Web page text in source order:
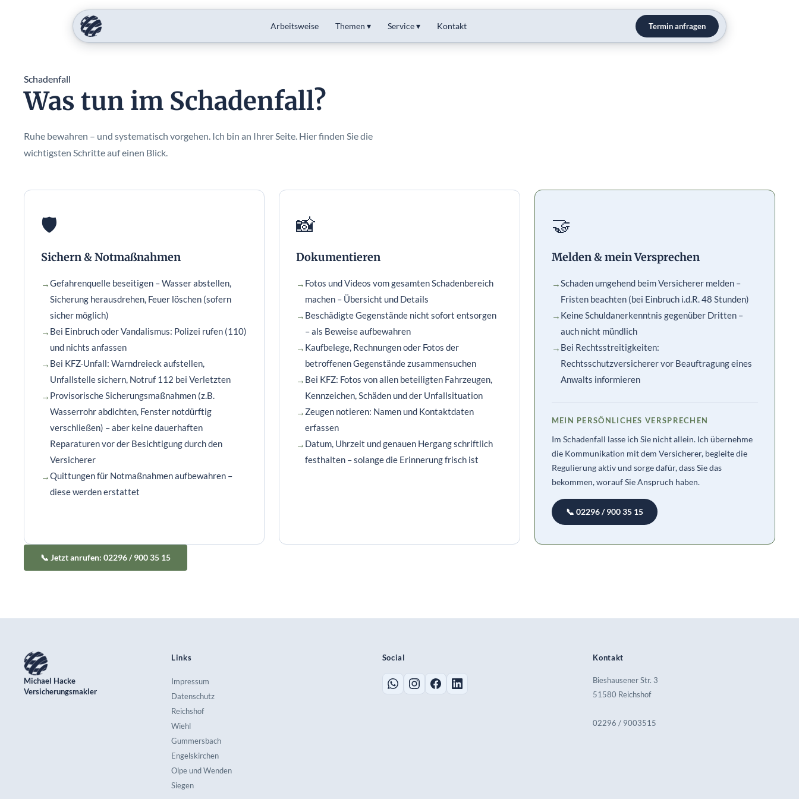
Arbeitsweise Themen ▾ Service ▾ Kontakt Termin anfragen
Schadenfall
Was tun im Schadenfall?
Ruhe bewahren – und systematisch vorgehen. Ich bin an Ihrer Seite. Hier finden Sie die
wichtigsten Schritte auf einen Blick.
🛡️
Sichern & Notmaßnahmen
Gefahrenquelle beseitigen – Wasser abstellen,
Sicherung herausdrehen, Feuer löschen (sofern
sicher möglich)
Bei Einbruch oder Vandalismus: Polizei rufen (110)
und nichts anfassen
Bei KFZ-Unfall: Warndreieck aufstellen,
Unfallstelle sichern, Notruf 112 bei Verletzten
Provisorische Sicherungsmaßnahmen (z.B.
Wasserrohr abdichten, Fenster notdürftig
verschließen) – aber keine dauerhaften
Reparaturen vor der Besichtigung durch den
Versicherer
Quittungen für Notmaßnahmen aufbewahren –
diese werden erstattet
📸
Dokumentieren
Fotos und Videos vom gesamten Schadenbereich
machen – Übersicht und Details
Beschädigte Gegenstände nicht sofort entsorgen
– als Beweise aufbewahren
Kaufbelege, Rechnungen oder Fotos der
betroffenen Gegenstände zusammensuchen
Bei KFZ: Fotos von allen beteiligten Fahrzeugen,
Kennzeichen, Schäden und der Unfallsituation
Zeugen notieren: Namen und Kontaktdaten
erfassen
Datum, Uhrzeit und genauen Hergang schriftlich
festhalten – solange die Erinnerung frisch ist
🤝
Melden & mein Versprechen
Schaden umgehend beim Versicherer melden –
Fristen beachten (bei Einbruch i.d.R. 48 Stunden)
Keine Schuldanerkenntnis gegenüber Dritten –
auch nicht mündlich
Bei Rechtsstreitigkeiten:
Rechtsschutzversicherer vor Beauftragung eines
Anwalts informieren
MEIN PERSÖNLICHES VERSPRECHEN
Im Schadenfall lasse ich Sie nicht allein. Ich übernehme
die Kommunikation mit dem Versicherer, begleite die
Regulierung aktiv und sorge dafür, dass Sie das
bekommen, worauf Sie Anspruch haben.
📞 02296 / 900 35 15
📞 Jetzt anrufen: 02296 / 900 35 15
Michael Hacke
Versicherungsmakler
Links
Impressum
Datenschutz
Reichshof
Wiehl
Gummersbach
Engelskirchen
Olpe und Wenden
Siegen
Social Kontakt
Bieshausener Str. 3
51580 Reichshof
02296 / 9003515